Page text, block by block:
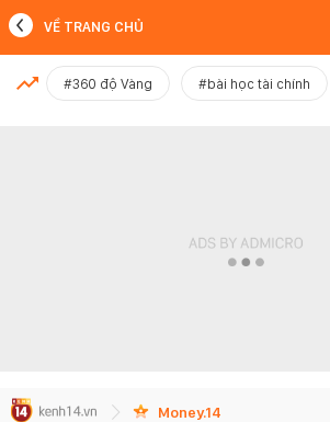
MỚI NHẤT
VỀ TRANG CHỦ
#360 độ Vàng #bài học tài chính
Money.14